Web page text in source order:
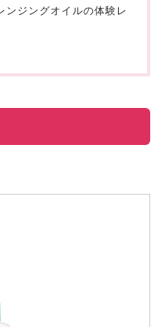
ンジングオイルの体験レ